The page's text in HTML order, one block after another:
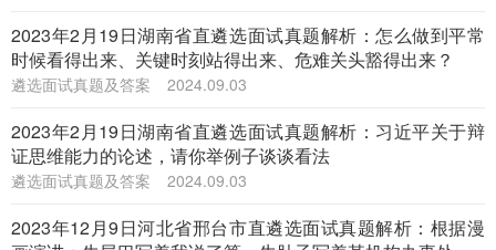
2023年2月19日湖南省直遴选面试真题解析：怎么做到平常
时候看得出来、关键时刻站得出来、危难关头豁得出来？
遴选面试真题及答案 2024.09.03
2023年2月19日湖南省直遴选面试真题解析：习近平关于辩
证思维能力的论述，请你举例子谈谈看法
遴选面试真题及答案 2024.09.03
2023年12月9日河北省邢台市直遴选面试真题解析：根据漫